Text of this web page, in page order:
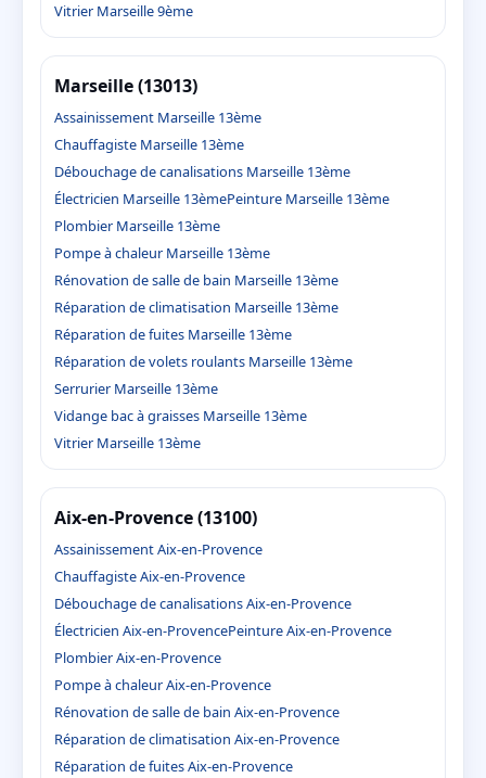
Vitrier Marseille 9ème
Marseille (13013)
Assainissement Marseille 13ème
Chauffagiste Marseille 13ème
Débouchage de canalisations Marseille 13ème
Électricien Marseille 13èmePeinture Marseille 13ème
Plombier Marseille 13ème
Pompe à chaleur Marseille 13ème
Rénovation de salle de bain Marseille 13ème
Réparation de climatisation Marseille 13ème
Réparation de fuites Marseille 13ème
Réparation de volets roulants Marseille 13ème
Serrurier Marseille 13ème
Vidange bac à graisses Marseille 13ème
Vitrier Marseille 13ème
Aix-en-Provence (13100)
Assainissement Aix-en-Provence
Chauffagiste Aix-en-Provence
Débouchage de canalisations Aix-en-Provence
Électricien Aix-en-ProvencePeinture Aix-en-Provence
Plombier Aix-en-Provence
Pompe à chaleur Aix-en-Provence
Rénovation de salle de bain Aix-en-Provence
Réparation de climatisation Aix-en-Provence
Réparation de fuites Aix-en-Provence